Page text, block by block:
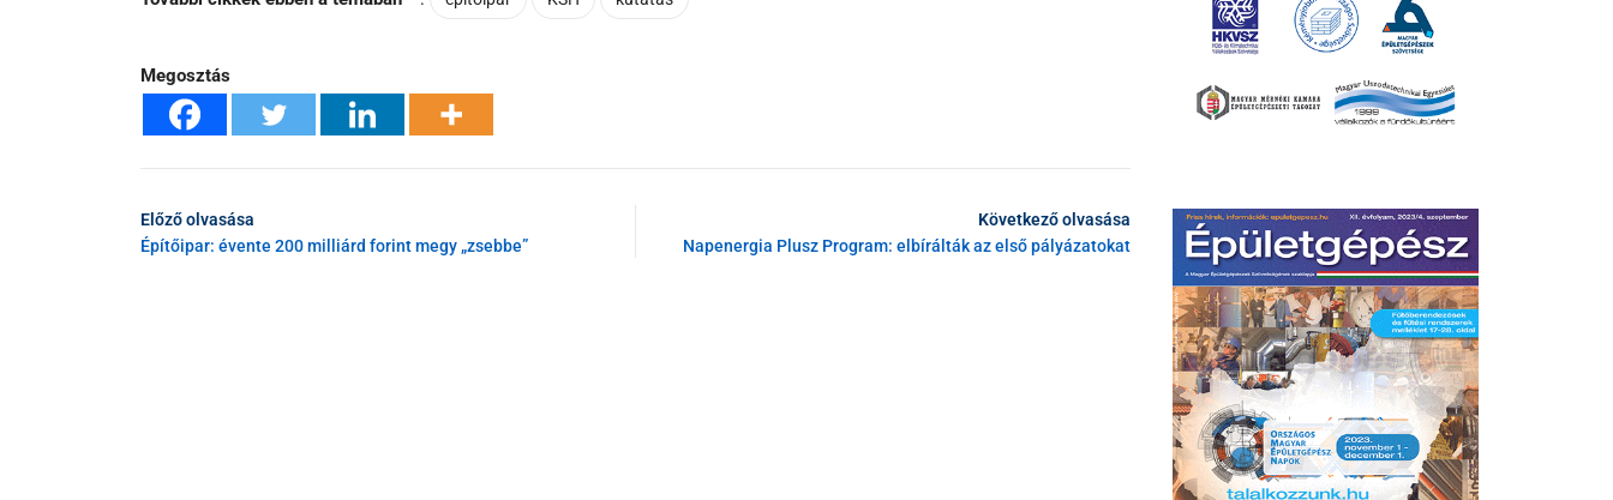
Megosztás
Előző olvasása
Építőipar: évente 200 milliárd forint megy „zsebbe”
Következő olvasása
Napenergia Plusz Program: elbírálták az első pályázatokat